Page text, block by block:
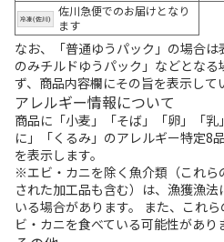
佐川急便でのお届けとなり
ます
なお、「普通ゆうパック」の場合
のみチルドゆうパック」などとな
ず、商品内容欄にその旨を表示して
アレルギー情報について
商品に「小麦」「そば」「卵」「
に」「くるみ」のアレルギー特定8
を表示します。
※エビ・カニを除く魚介類（これら
された加工品も含む）は、漁獲漁
いる場合があります。 また、これ
ビ・カニを食べている可能性があり